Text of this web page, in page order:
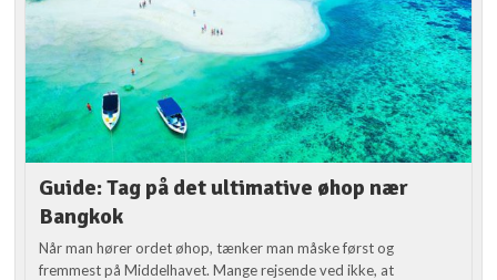
Guide: Tag på det ultimative øhop nær
Bangkok
Når man hører ordet øhop, tænker man måske først og
fremmest på Middelhavet. Mange rejsende ved ikke, at